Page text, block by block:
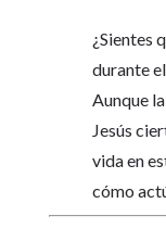
¿Sientes
durante
Aunque
Jesús
vida en
cómo